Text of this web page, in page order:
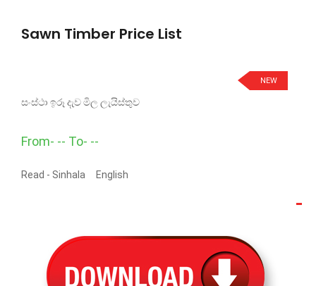
Sawn Timber Price List
NEW
සංස්ථා ඉරූ දැව මිල ලැයිස්තුව
From- -- To- --
Read - Sinhala English